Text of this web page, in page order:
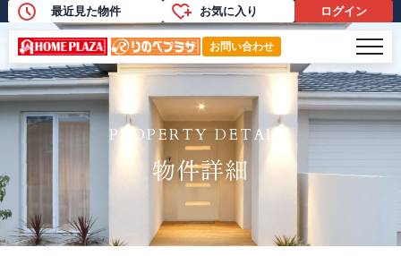
最近見た物件 お気に入り ログイン
お問い合わせ メニ
物件詳細
PROPERTY DETAILS
物件詳細